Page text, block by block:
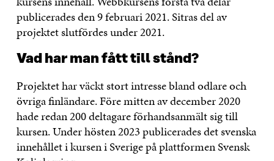
publicerades den 9 februari 2021. Sitras del av
projektet slutfördes under 2021.
Vad har man fått till stånd?
Projektet har väckt stort intresse bland odlare och
övriga finländare. Före mitten av december 2020
hade redan 200 deltagare förhandsanmält sig till
kursen. Under hösten 2023 publicerades det svenska
innehållet i kursen i Sverige på plattformen Svensk